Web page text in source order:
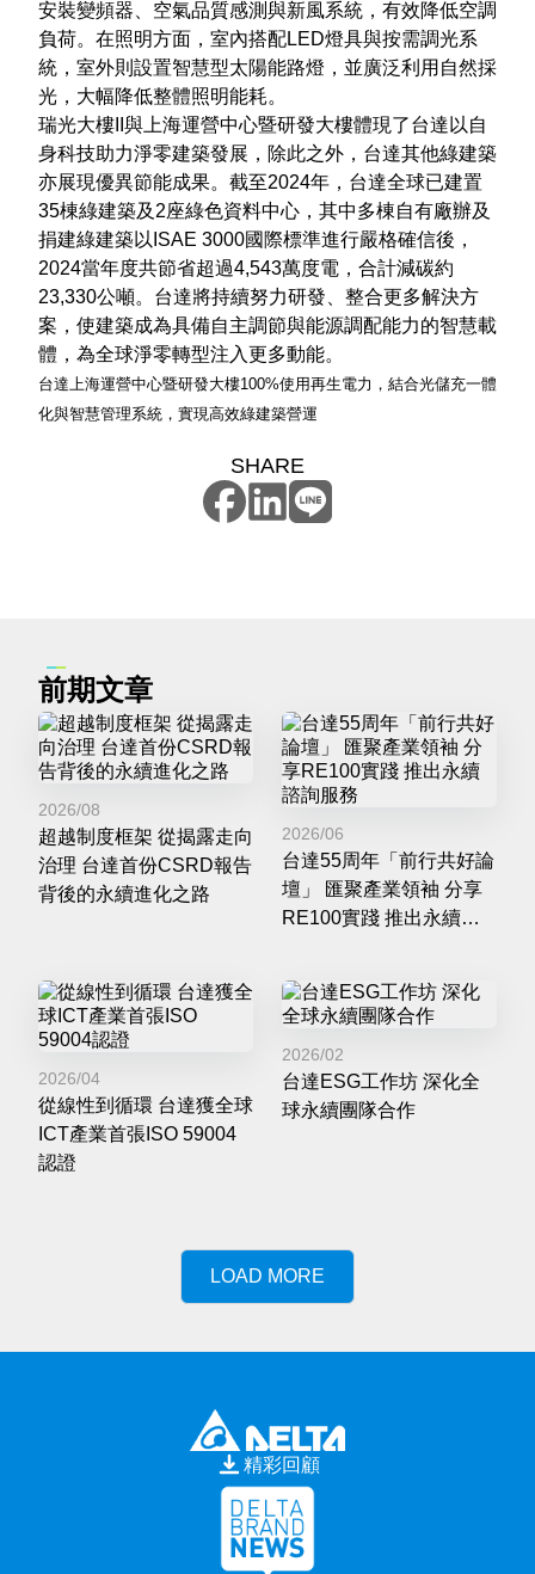
安裝變頻器、空氣品質感測與新風系統，有效降低空調
負荷。在照明方面，室內搭配LED燈具與按需調光系
統，室外則設置智慧型太陽能路燈，並廣泛利用自然採
光，大幅降低整體照明能耗。
瑞光大樓II與上海運營中心暨研發大樓體現了台達以自
身科技助力淨零建築發展，除此之外，台達其他綠建築
亦展現優異節能成果。截至2024年，台達全球已建置
35棟綠建築及2座綠色資料中心，其中多棟自有廠辦及
捐建綠建築以ISAE 3000國際標準進行嚴格確信後，
2024當年度共節省超過4,543萬度電，合計減碳約
23,330公噸。台達將持續努力研發、整合更多解決方
案，使建築成為具備自主調節與能源調配能力的智慧載
體，為全球淨零轉型注入更多動能。
台達上海運營中心暨研發大樓100%使用再生電力，結合光儲充一體
化與智慧管理系統，實現高效綠建築營運
SHARE
前期文章
2026/08
超越制度框架 從揭露走向
治理 台達首份CSRD報告
背後的永續進化之路
2026/06
台達55周年「前行共好論
壇」 匯聚產業領袖 分享
RE100實踐 推出永續諮
2026/04
從線性到循環 台達獲全球
ICT產業首張ISO 59004
認證
2026/02
台達ESG工作坊 深化全
球永續團隊合作
LOAD MORE
精彩回顧